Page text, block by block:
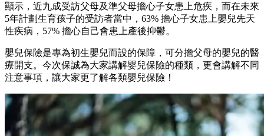
顯示，近九成受訪父母及準父母擔心子女患上危疾，而在未來
5年計劃生育孩子的受訪者當中，63% 擔心子女患上嬰兒先天
性疾病，57% 擔心自己會患上產後抑鬱。
嬰兒保險是專為初生嬰兒而設的保障，可分擔父母的嬰兒的醫
療開支。今次保誠為大家講解嬰兒保險的種類，更會講解不同
注意事項，讓大家更了解各類嬰兒保險！